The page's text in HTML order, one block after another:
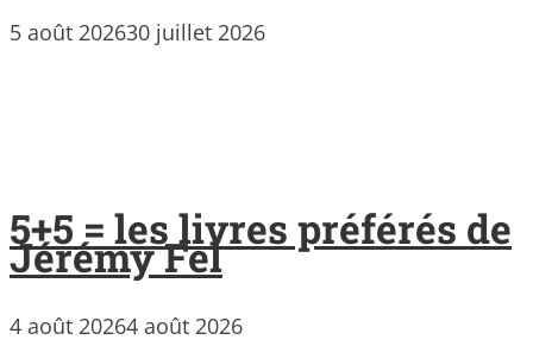
5 août 202630 juillet 2026
5+5 = les livres préférés de
Jérémy Fel
4 août 20264 août 2026